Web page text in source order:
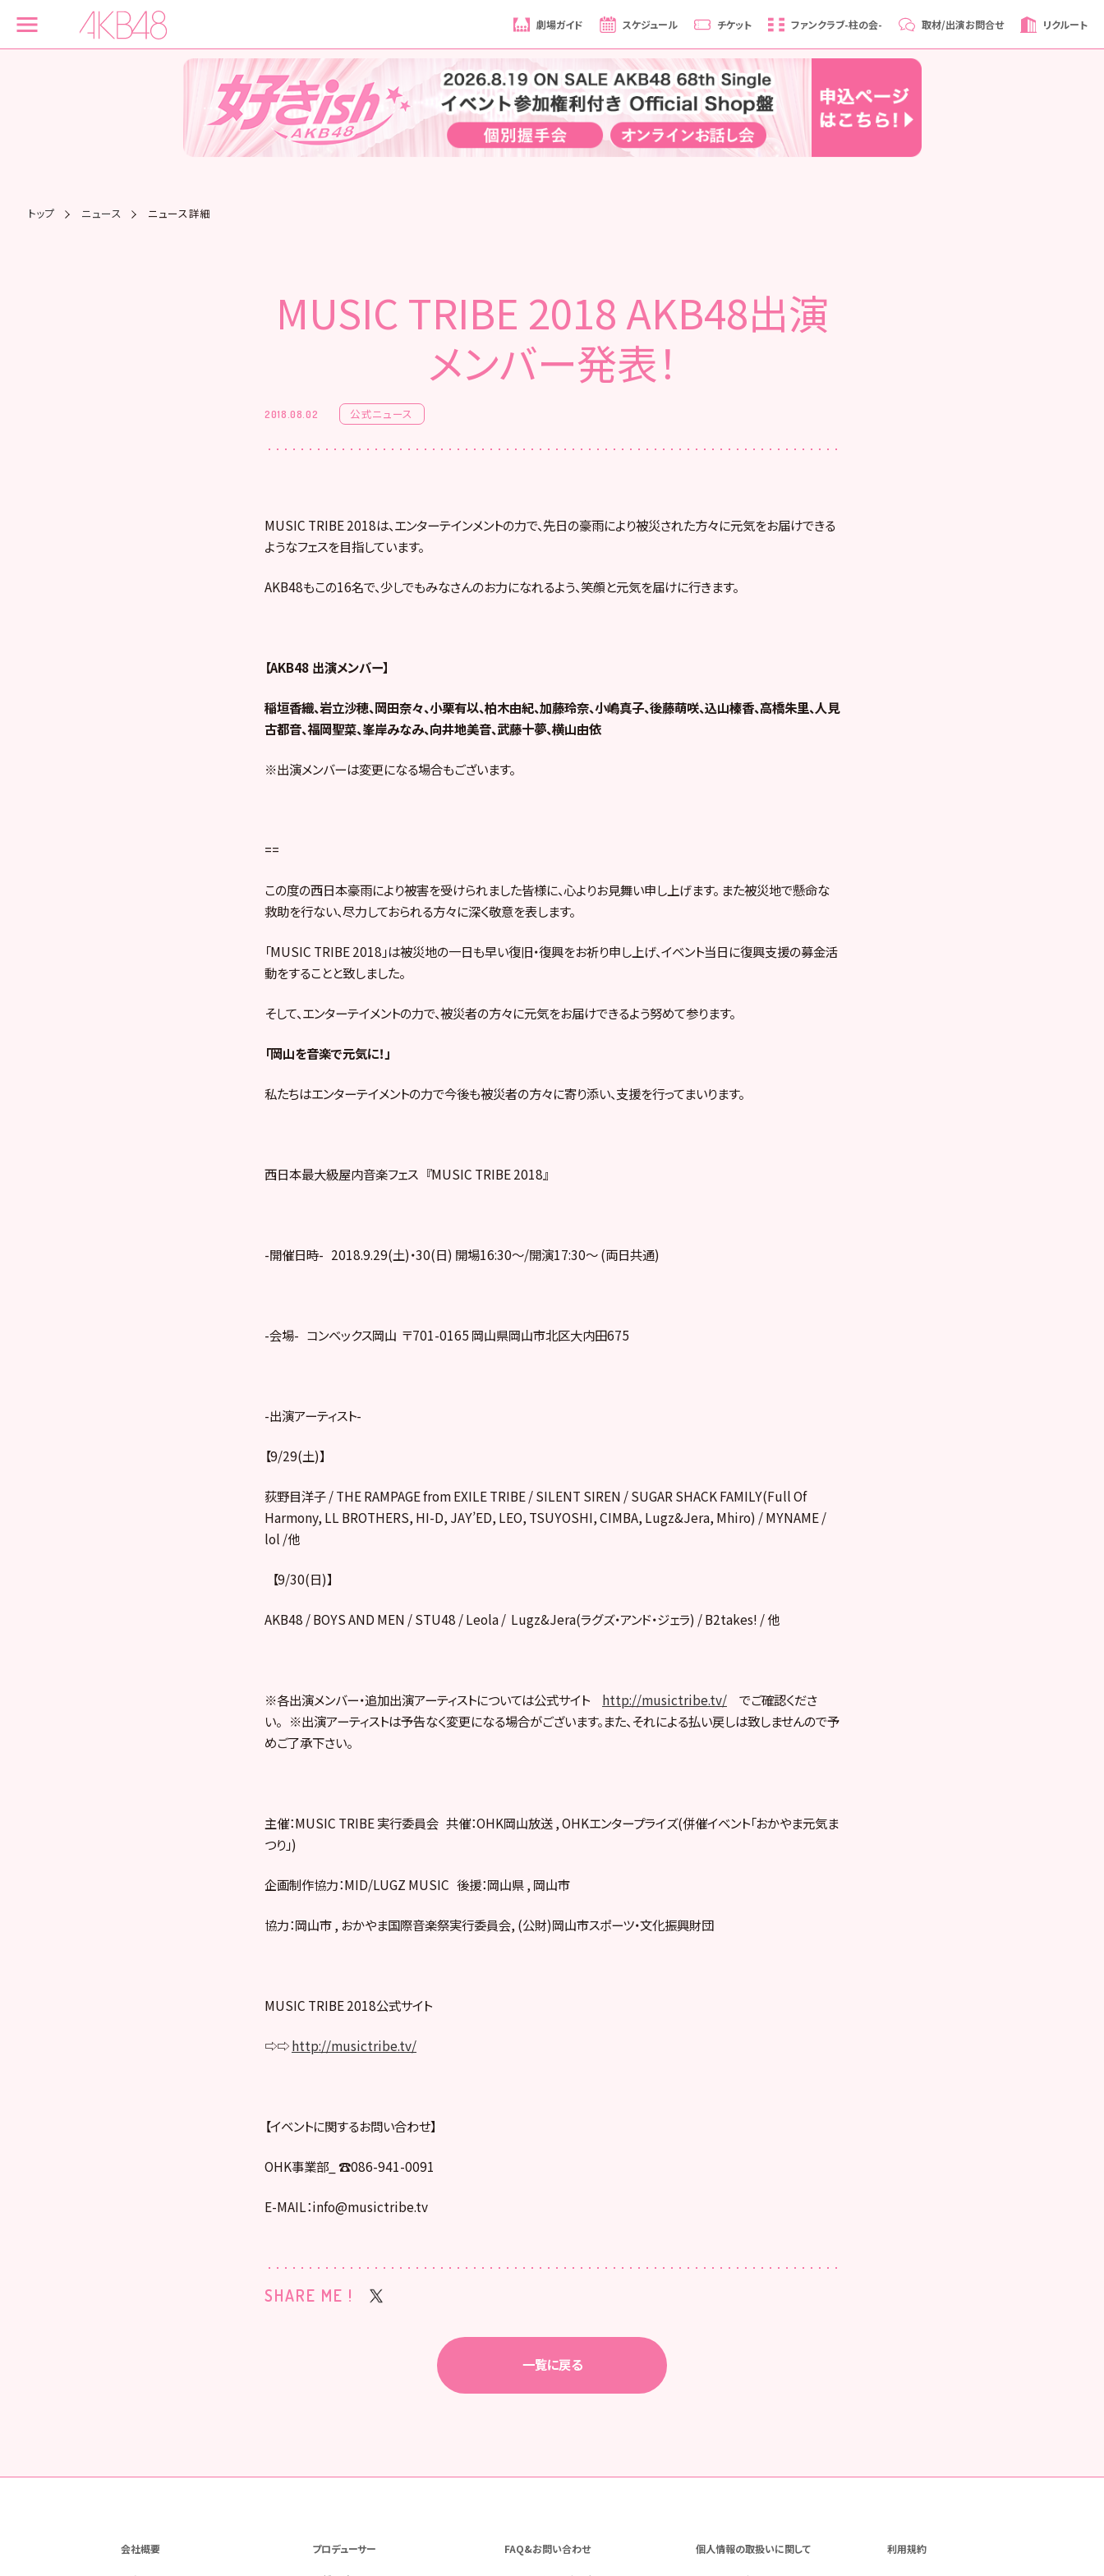
劇場ガイド スケジュール チケット ファンクラブ-柱の会- 取材/出演お問合せ リクルート
トップ ニュース ニュース詳細
MUSIC TRIBE 2018 AKB48出演
メンバー発表！
2018.08.02 公式ニュース
MUSIC TRIBE 2018は、エンターテインメントの力で、先日の豪雨により被災された方々に元気をお届けできる
ようなフェスを目指しています。
AKB48もこの16名で、少しでもみなさんのお力になれるよう、笑顔と元気を届けに行きます。
【AKB48 出演メンバー】
稲垣香織、岩立沙穂、岡田奈々、小栗有以、柏木由紀、加藤玲奈、小嶋真子、後藤萌咲、込山榛香、高橋朱里、人見
古都音、福岡聖菜、峯岸みなみ、向井地美音、武藤十夢、横山由依
※出演メンバーは変更になる場合もございます。
==
この度の西日本豪雨により被害を受けられました皆様に、心よりお見舞い申し上げます。 また被災地で懸命な
救助を行ない、尽力しておられる方々に深く敬意を表します。
「MUSIC TRIBE 2018」は被災地の一日も早い復旧・復興をお祈り申し上げ、イベント当日に復興支援の募金活
動をすることと致しました。
そして、エンターテイメントの力で、被災者の方々に元気をお届けできるよう努めて参ります。
「岡山を音楽で元気に！」
私たちはエンターテイメントの力で今後も被災者の方々に寄り添い、支援を行ってまいります。
西日本最大級屋内音楽フェス 『MUSIC TRIBE 2018』
-開催日時- 2018.9.29(土)・30(日) 開場16:30～/開演17:30～ (両日共通)
-会場- コンベックス岡山 〒701-0165 岡山県岡山市北区大内田675
-出演アーティスト-
【9/29(土)】
荻野目洋子 / THE RAMPAGE from EXILE TRIBE / SILENT SIREN / SUGAR SHACK FAMILY(Full Of
Harmony, LL BROTHERS, HI-D, JAY’ED, LEO, TSUYOSHI, CIMBA, Lugz&Jera, Mhiro) / MYNAME /
lol /他
【9/30(日)】
AKB48 / BOYS AND MEN / STU48 / Leola / Lugz&Jera(ラグズ・アンド・ジェラ) / B2takes! / 他
※各出演メンバー・追加出演アーティストについては公式サイト http://musictribe.tv/ でご確認くださ
い。 ※出演アーティストは予告なく変更になる場合がございます。また、それによる払い戻しは致しませんので予
めご了承下さい。
主催：MUSIC TRIBE 実行委員会 共催：OHK岡山放送 , OHKエンタープライズ(併催イベント「おかやま元気ま
つり」)
企画制作協力：MID/LUGZ MUSIC 後援：岡山県 , 岡山市
協力：岡山市 , おかやま国際音楽祭実行委員会, (公財)岡山市スポーツ・文化振興財団
MUSIC TRIBE 2018公式サイト
⇨⇨http://musictribe.tv/
【イベントに関するお問い合わせ】
OHK事業部_ ☎︎086-941-0091
E-MAIL：info@musictribe.tv
SHARE ME !
一覧に戻る
会社概要 プロデューサー FAQ&お問い合わせ 個人情報の取扱いに関して 利用規約